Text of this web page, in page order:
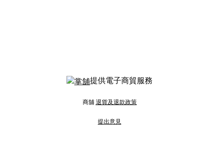
提供電子商貿服務
商舖 退貨及退款政策
提出意見